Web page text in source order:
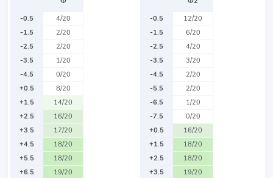
-0.5
4/20
-1.5
2/20
-2.5
2/20
-3.5
1/20
-4.5
0/20
+0.5
8/20
+1.5
14/20
+2.5
16/20
+3.5
17/20
+4.5
18/20
+5.5
18/20
+6.5
19/20
-0.5
12/20
-1.5
6/20
-2.5
4/20
-3.5
3/20
-4.5
2/20
-5.5
2/20
-6.5
1/20
-7.5
0/20
+0.5
16/20
+1.5
18/20
+2.5
18/20
+3.5
19/20